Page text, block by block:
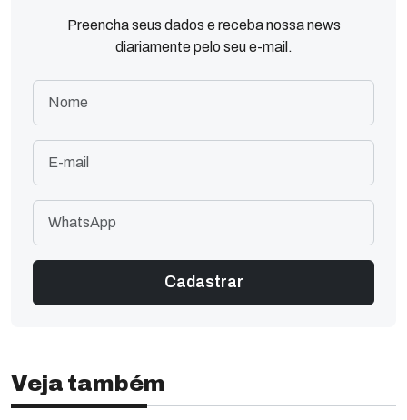
Preencha seus dados e receba nossa news
diariamente pelo seu e-mail.
Veja também